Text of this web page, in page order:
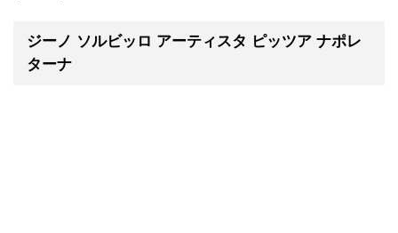
ジーノ ソルビッロ アーティスタ ピッツア ナポレ
ターナ